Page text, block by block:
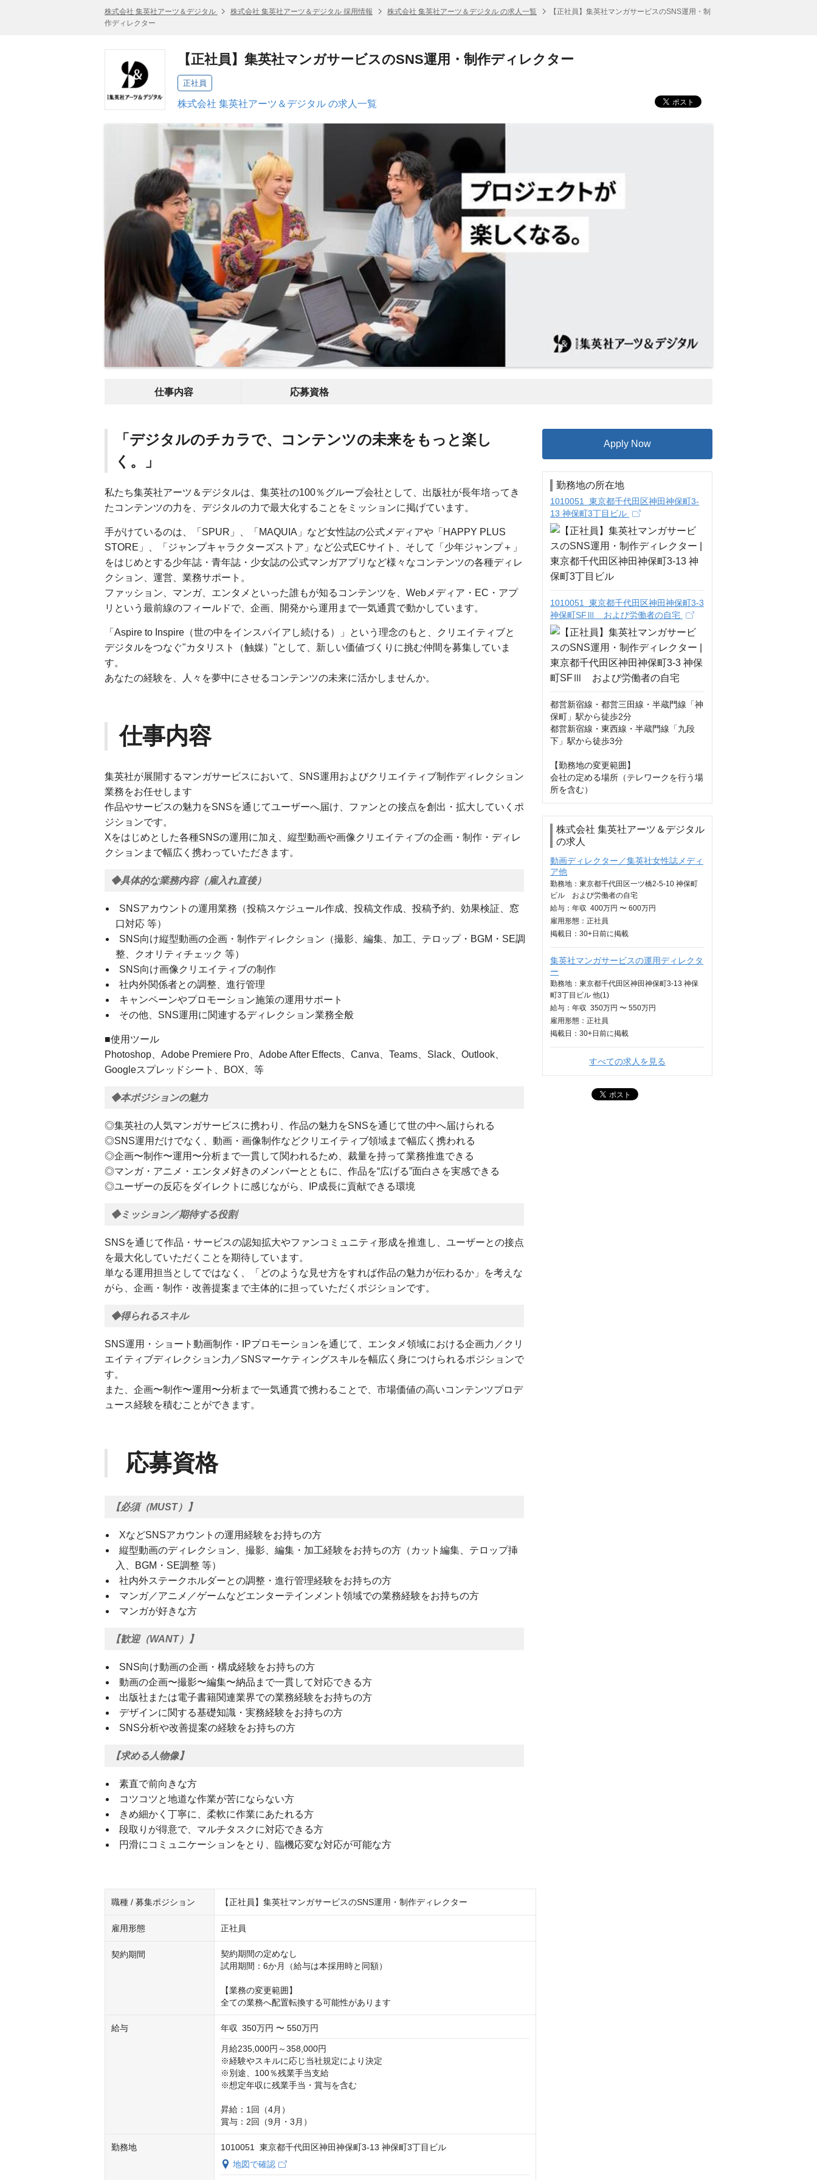
株式会社 集英社アーツ＆デジタル 株式会社 集英社アーツ＆デジタル 採用情報 株式会社 集英社アーツ＆デジタル の求人一覧
【正社員】集英社マンガサービスのSNS運用・制
作ディレクター
【正社員】集英社マンガサービスのSNS運用・制作ディレクター
正社員
株式会社 集英社アーツ＆デジタル の求人一覧
仕事内容 応募資格
「デジタルのチカラで、コンテンツの未来をもっと楽し
く。」
私たち集英社アーツ＆デジタルは、集英社の100％グループ会社として、出版社が長年培ってき
たコンテンツの力を、デジタルの力で最大化することをミッションに掲げています。
手がけているのは、「SPUR」、「MAQUIA」など女性誌の公式メディアや「HAPPY PLUS
STORE」、「ジャンプキャラクターズストア」など公式ECサイト、そして「少年ジャンプ＋」
をはじめとする少年誌・青年誌・少女誌の公式マンガアプリなど様々なコンテンツの各種ディレ
クション、運営、業務サポート。
ファッション、マンガ、エンタメといった誰もが知るコンテンツを、Webメディア・EC・アプ
リという最前線のフィールドで、企画、開発から運用まで一気通貫で動かしています。
「Aspire to Inspire（世の中をインスパイアし続ける）」という理念のもと、クリエイティブと
デジタルをつなぐ"カタリスト（触媒）"として、新しい価値づくりに挑む仲間を募集していま
す。
あなたの経験を、人々を夢中にさせるコンテンツの未来に活かしませんか。
仕事内容
集英社が展開するマンガサービスにおいて、SNS運用およびクリエイティブ制作ディレクション
業務をお任せします
作品やサービスの魅力をSNSを通じてユーザーへ届け、ファンとの接点を創出・拡大していくポ
ジションです。
Xをはじめとした各種SNSの運用に加え、縦型動画や画像クリエイティブの企画・制作・ディレ
クションまで幅広く携わっていただきます。
◆具体的な業務内容（雇入れ直後）
SNSアカウントの運用業務（投稿スケジュール作成、投稿文作成、投稿予約、効果検証、窓
口対応 等）
SNS向け縦型動画の企画・制作ディレクション（撮影、編集、加工、テロップ・BGM・SE調
整、クオリティチェック 等）
SNS向け画像クリエイティブの制作
社内外関係者との調整、進行管理
キャンペーンやプロモーション施策の運用サポート
その他、SNS運用に関連するディレクション業務全般
■使用ツール
Photoshop、Adobe Premiere Pro、Adobe After Effects、Canva、Teams、Slack、Outlook、
Googleスプレッドシート、BOX、等
◆本ポジションの魅力
◎集英社の人気マンガサービスに携わり、作品の魅力をSNSを通じて世の中へ届けられる
◎SNS運用だけでなく、動画・画像制作などクリエイティブ領域まで幅広く携われる
◎企画〜制作〜運用〜分析まで一貫して関われるため、裁量を持って業務推進できる
◎マンガ・アニメ・エンタメ好きのメンバーとともに、作品を“広げる”面白さを実感できる
◎ユーザーの反応をダイレクトに感じながら、IP成長に貢献できる環境
◆ミッション／期待する役割
SNSを通じて作品・サービスの認知拡大やファンコミュニティ形成を推進し、ユーザーとの接点
を最大化していただくことを期待しています。
単なる運用担当としてではなく、「どのような見せ方をすれば作品の魅力が伝わるか」を考えな
がら、企画・制作・改善提案まで主体的に担っていただくポジションです。
◆得られるスキル
SNS運用・ショート動画制作・IPプロモーションを通じて、エンタメ領域における企画力／クリ
エイティブディレクション力／SNSマーケティングスキルを幅広く身につけられるポジションで
す。
また、企画〜制作〜運用〜分析まで一気通貫で携わることで、市場価値の高いコンテンツプロデ
ュース経験を積むことができます。
応募資格
【必須（MUST）】
XなどSNSアカウントの運用経験をお持ちの方
縦型動画のディレクション、撮影、編集・加工経験をお持ちの方（カット編集、テロップ挿
入、BGM・SE調整 等）
社内外ステークホルダーとの調整・進行管理経験をお持ちの方
マンガ／アニメ／ゲームなどエンターテインメント領域での業務経験をお持ちの方
マンガが好きな方
【歓迎（WANT）】
SNS向け動画の企画・構成経験をお持ちの方
動画の企画〜撮影〜編集〜納品まで一貫して対応できる方
出版社または電子書籍関連業界での業務経験をお持ちの方
デザインに関する基礎知識・実務経験をお持ちの方
SNS分析や改善提案の経験をお持ちの方
【求める人物像】
素直で前向きな方
コツコツと地道な作業が苦にならない方
きめ細かく丁寧に、柔軟に作業にあたれる方
段取りが得意で、マルチタスクに対応できる方
円滑にコミュニケーションをとり、臨機応変な対応が可能な方
職種 / 募集ポジション 【正社員】集英社マンガサービスのSNS運用・制作ディレクター
雇用形態 正社員
契約期間
契約期間の定めなし
試用期間：6か月（給与は本採用時と同額）
【業務の変更範囲】
全ての業務へ配置転換する可能性があります
給与 年収 350万円 〜 550万円
月給235,000円～358,000円
※経験やスキルに応じ当社規定により決定
※別途、100％残業手当支給
※想定年収に残業手当・賞与を含む
昇給：1回（4月）
賞与：2回（9月・3月）
勤務地
1010051 東京都千代田区神田神保町3-13 神保町3丁目ビル
地図で確認
Apply Now
勤務地の所在地
1010051 東京都千代田区神田神保町3-
13 神保町3丁目ビル
1010051 東京都千代田区神田神保町3-3
神保町SFⅢ および労働者の自宅
都営新宿線・都営三田線・半蔵門線「神
保町」駅から徒歩2分
都営新宿線・東西線・半蔵門線「九段
下」駅から徒歩3分
【勤務地の変更範囲】
会社の定める場所（テレワークを行う場
所を含む）
株式会社 集英社アーツ＆デジタル
の求人
動画ディレクター／集英社女性誌メディ
ア他
勤務地：東京都千代田区一ツ橋2-5-10 神保町
ビル および労働者の自宅
給与： 年収 400万円 〜 600万円
雇用形態：正社員
掲載日： 30+日 前に掲載
集英社マンガサービスの運用ディレクタ
ー
勤務地：東京都千代田区神田神保町3-13 神保
町3丁目ビル 他(1)
給与： 年収 350万円 〜 550万円
雇用形態：正社員
掲載日： 30+日 前に掲載
すべての求人を見る